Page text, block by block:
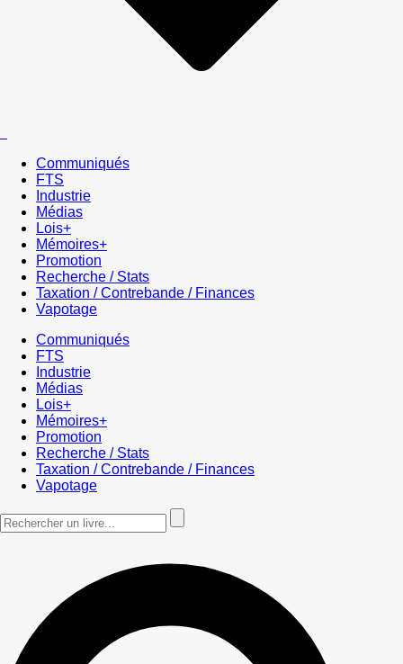
Communiqués
FTS
Industrie
Médias
Lois+
Mémoires+
Promotion
Recherche / Stats
Taxation / Contrebande / Finances
Vapotage
Communiqués
FTS
Industrie
Médias
Lois+
Mémoires+
Promotion
Recherche / Stats
Taxation / Contrebande / Finances
Vapotage